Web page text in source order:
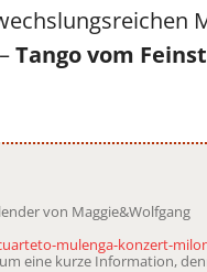
Tango vom
von Maggie&Wolfgang
mulenga-konzert-
eine kurze Information,